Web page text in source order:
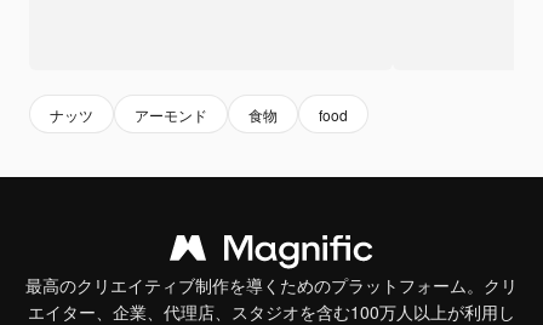
ナッツ アーモンド 食物 food
最高のクリエイティブ制作を導くためのプラットフォーム。クリ
エイター、企業、代理店、スタジオを含む100万人以上が利用し